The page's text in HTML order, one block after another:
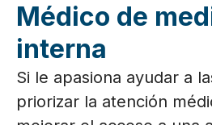
Médico de
interna
Si le apasiona ayudar a
priorizar la atención